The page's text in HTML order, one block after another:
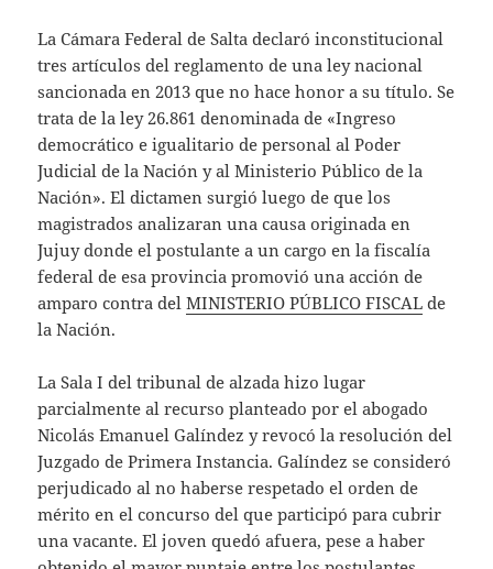
La Cámara Federal de Salta declaró inconstitucional
tres artículos del reglamento de una ley nacional
sancionada en 2013 que no hace honor a su título. Se
trata de la ley 26.861 denominada de «Ingreso
democrático e igualitario de personal al Poder
Judicial de la Nación y al Ministerio Público de la
Nación». El dictamen surgió luego de que los
magistrados analizaran una causa originada en
Jujuy donde el postulante a un cargo en la fiscalía
federal de esa provincia promovió una acción de
amparo contra delMINISTERIO PÚBLICO FISCAL de
la Nación.
La Sala I del tribunal de alzada hizo lugar
parcialmente al recurso planteado por el abogado
Nicolás Emanuel Galíndez y revocó la resolución del
Juzgado de Primera Instancia. Galíndez se consideró
perjudicado al no haberse respetado el orden de
mérito en el concurso del que participó para cubrir
una vacante. El joven quedó afuera, pese a haber